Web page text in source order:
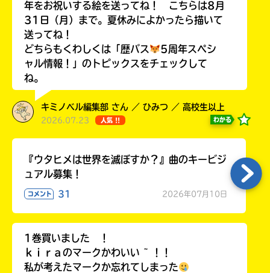
年をお祝いする絵を送ってね！ こちらは8月
31日（月）まで。夏休みによかったら描いて
送ってね！
どちらもくわしくは「歴バス
5周年スペシ
ャル情報！」のトピックスをチェックして
ね。
キミノベル編集部 さん ／ ひみつ ／ 高校生以上
2026.07.23 人気 !! わかる
『ウタヒメは世界を滅ぼすか？』曲のキービジ
ュアル募集！
コメント 31 2026年07月10日
1巻買いました ！
ｋｉｒａのマークかわいい ~ ！！
私が考えたマークか忘れてしまった